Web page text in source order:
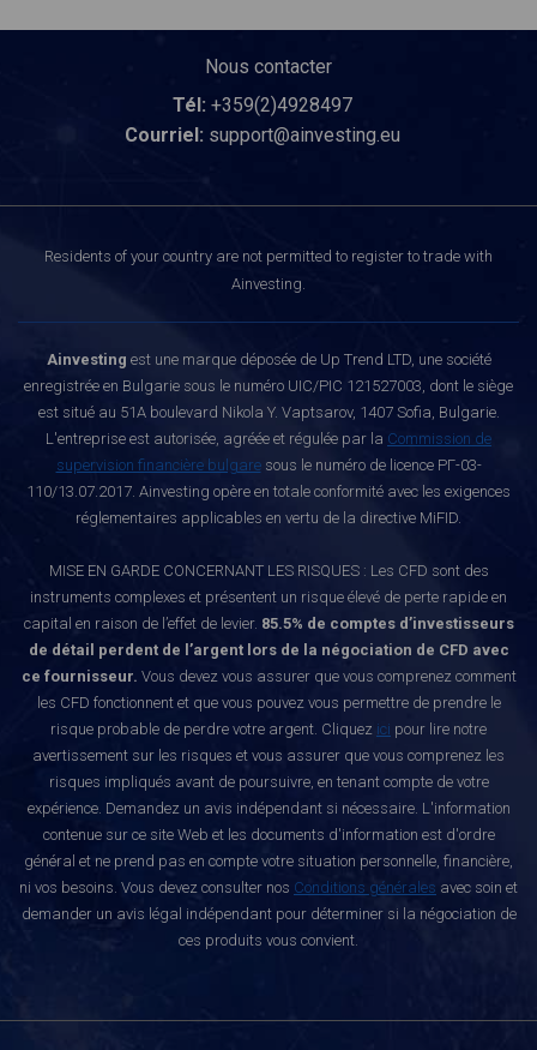
Nous contacter
Tél: +359(2)4928497
Courriel: support@ainvesting.eu
Residents of your country are not permitted to register to trade with
Ainvesting.
Ainvesting est une marque déposée de Up Trend LTD, une société
enregistrée en Bulgarie sous le numéro UIC/PIC 121527003, dont le siège
est situé au 51A boulevard Nikola Y. Vaptsarov, 1407 Sofia, Bulgarie.
L'entreprise est autorisée, agréée et régulée par la Commission de
supervision financière bulgaresous le numéro de licence РГ-03-
110/13.07.2017. Ainvesting opère en totale conformité avec les exigences
réglementaires applicables en vertu de la directive MiFID.
MISE EN GARDE CONCERNANT LES RISQUES : Les CFD sont des
instruments complexes et présentent un risque élevé de perte rapide en
capital en raison de l’effet de levier. 85.5% de comptes d’investisseurs
de détail perdent de l’argent lors de la négociation de CFD avec
ce fournisseur. Vous devez vous assurer que vous comprenez comment
les CFD fonctionnent et que vous pouvez vous permettre de prendre le
risque probable de perdre votre argent. Cliquez ici pour lire notre
avertissement sur les risques et vous assurer que vous comprenez les
risques impliqués avant de poursuivre, en tenant compte de votre
expérience. Demandez un avis indépendant si nécessaire. L'information
contenue sur ce site Web et les documents d'information est d'ordre
général et ne prend pas en compte votre situation personnelle, financière,
ni vos besoins. Vous devez consulter nos Conditions générales avec soin et
demander un avis légal indépendant pour déterminer si la négociation de
ces produits vous convient.